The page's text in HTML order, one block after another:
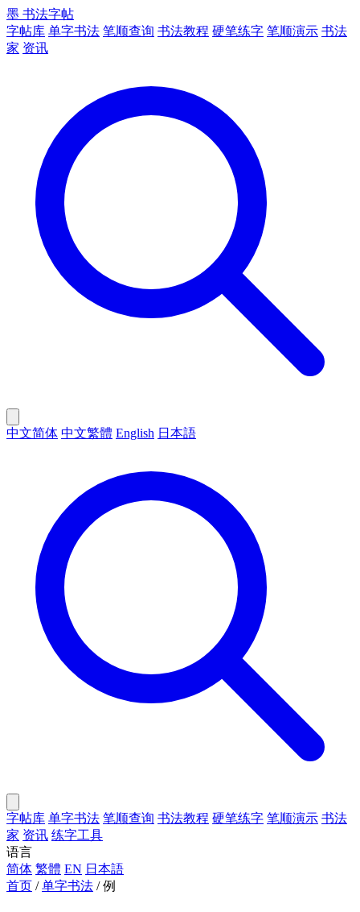
墨 书法字帖
字帖库 单字书法 笔顺查询 书法教程 硬笔练字 笔顺演示 书法
家 资讯
中文简体 中文繁體 English 日本語
字帖库 单字书法 笔顺查询 书法教程 硬笔练字 笔顺演示 书法
家 资讯 练字工具
语言
简体 繁體 EN 日本語
首页 / 单字书法 / 例